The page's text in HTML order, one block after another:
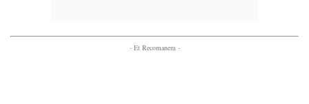
- Et Recomanem -